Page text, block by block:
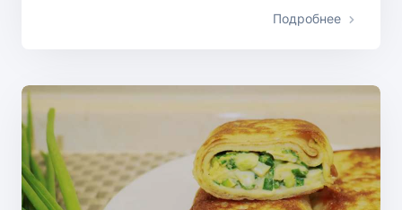
Подробнее